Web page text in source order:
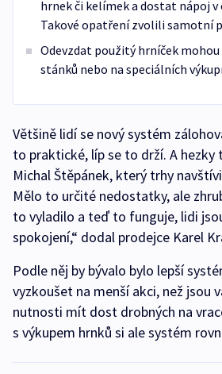
hrnek či kelímek a dostat nápoj v
Takové opatření zvolili samotní
Odevzdat použitý hrníček mohou
stánků nebo na speciálních
Většině lidí se nový systém
to praktické, líp se to drží. A hezky
Michal Štěpánek, který trhy
Mělo to určité nedostatky, ale
to vyladilo a teď to funguje, lidi
spokojení,“ dodal prodejce Karel
Podle něj by bývalo bylo lepší
vyzkoušet na menší akci, než jsou
nutnosti mít dost drobných na
s výkupem hrnků si ale systém